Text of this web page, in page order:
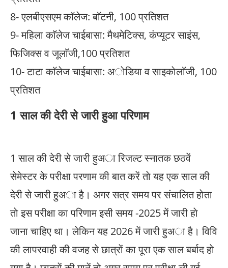
8- एलबीएसएम काॅलेज: बाॅटनी, 100 प्रतिशत
9- महिला काॅलेज चाईबासा: मैथमेटिक्स, कंप्यूटर साइंस,
फिजिक्स व जूलाॅजी,100 प्रतिशत
10- टाटा काॅलेज चाईबासा: अाेडिया व साइकाेलाॅजी, 100
प्रतिशत
1 साल की देरी से जारी हुआ परिणाम
1 साल की देरी से जारी हुअा रिजल्ट स्नातक छठवें
सेमेस्टर के परीक्षा परणाम की बात करें ताे यह एक साल की
देरी से जारी हुअा है। अगर सत्र समय पर संचालित हाेता
ताे इस परीक्षा का परिणाम इसी समय -2025 में जारी हाे
जाना चाहिए था। लेकिन यह 2026 में जारी हुअा है। विवि
की लापरवाही की वजह से छात्राें का पूरा एक साल बर्बाद हाे